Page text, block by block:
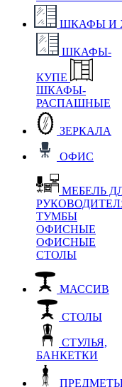
ШКАФЫ И
ШКАФЫ-
КУПЕ
ШКАФЫ-
РАСПАШНЫЕ
ЗЕРКАЛА
ОФИС
МЕБЕЛЬ
ТУМБЫ
ОФИСНЫЕ
ОФИСНЫЕ
СТОЛЫ
МАССИВ
СТОЛЫ
СТУЛЬЯ,
БАНКЕТКИ